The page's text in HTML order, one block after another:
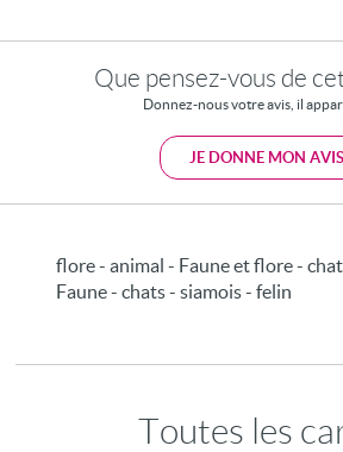
Que pensez-vous de
Donnez-nous votre avis, il
JE DONNE MON AVIS
flore - animal - Faune et flore -
Faune - chats - siamois - felin
Toutes les